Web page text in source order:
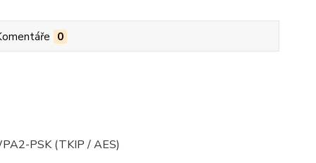
0
PSK (TKIP / AES)